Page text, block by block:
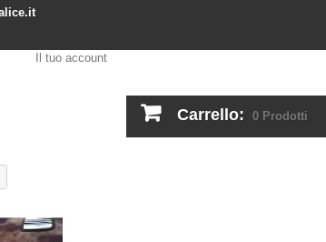
Carrello: 0 Prodotti
Il tuo account